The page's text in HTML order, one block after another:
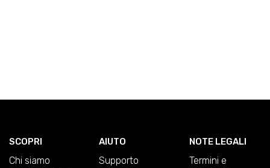
SCOPRI
Chi siamo
AIUTO
Supporto
NOTE LEGALI
Termini e